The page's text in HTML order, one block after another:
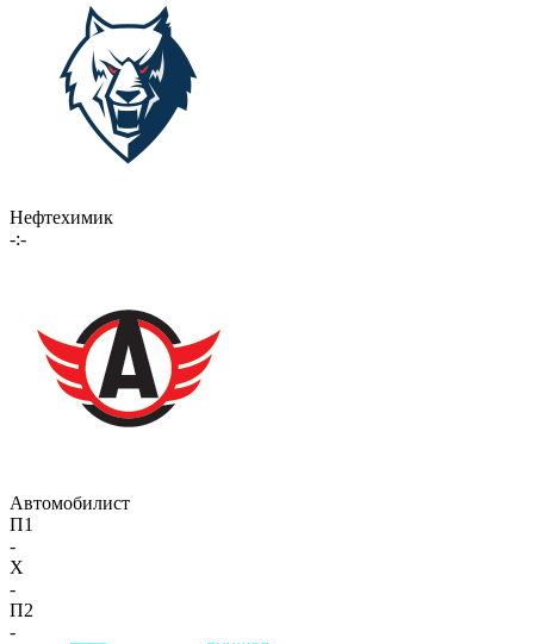
Нефтехимик
-:-
Автомобилист
П1
-
X
-
П2
-